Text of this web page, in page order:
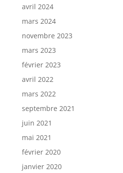
avril 2024
mars 2024
novembre 2023
mars 2023
février 2023
avril 2022
mars 2022
septembre 2021
juin 2021
mai 2021
février 2020
janvier 2020